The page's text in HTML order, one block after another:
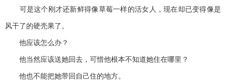
可是这个刚才还新鲜得像草莓一样的活女人，现在却已变得像是
风干了的硬壳果了。
他应该怎么办？
他当然应该送她回去，可惜他根本不知道她住在哪里？
他也不能把她带回自己住的地方。